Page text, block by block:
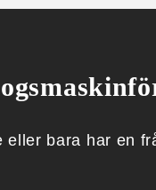
bara har en